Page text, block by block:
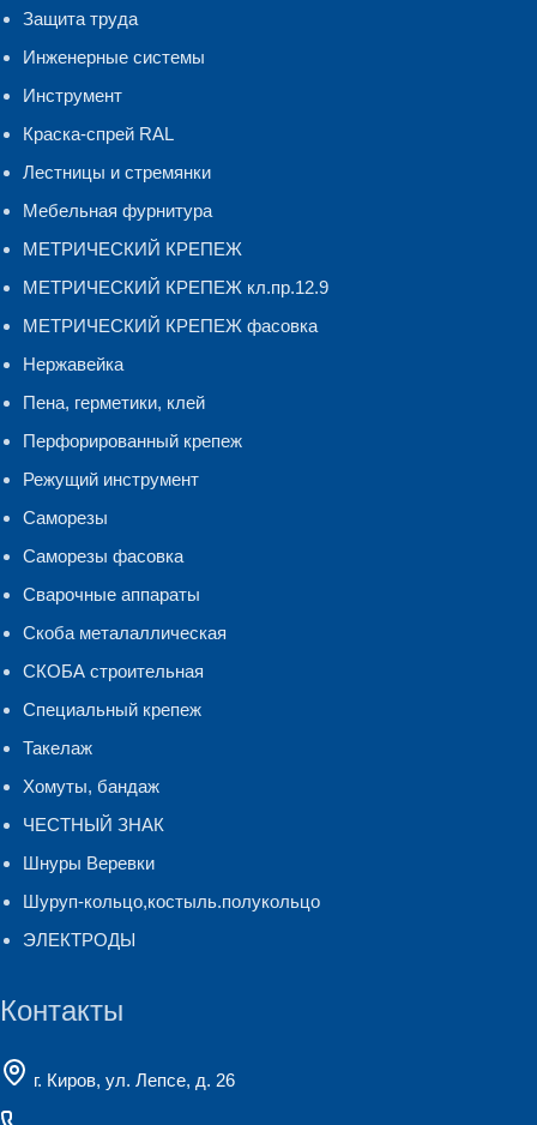
Защита труда
Инженерные системы
Инструмент
Краска-спрей RAL
Лестницы и стремянки
Мебельная фурнитура
МЕТРИЧЕСКИЙ КРЕПЕЖ
МЕТРИЧЕСКИЙ КРЕПЕЖ кл.пр.12.9
МЕТРИЧЕСКИЙ КРЕПЕЖ фасовка
Нержавейка
Пена, герметики, клей
Перфорированный крепеж
Режущий инструмент
Саморезы
Саморезы фасовка
Сварочные аппараты
Скоба металаллическая
СКОБА строительная
Специальный крепеж
Такелаж
Хомуты, бандаж
ЧЕСТНЫЙ ЗНАК
Шнуры Веревки
Шуруп-кольцо,костыль.полукольцо
ЭЛЕКТРОДЫ
Контакты
г. Киров, ул. Лепсе, д. 26